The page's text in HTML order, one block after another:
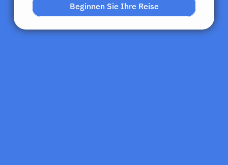
Beginnen Sie Ihre Reise